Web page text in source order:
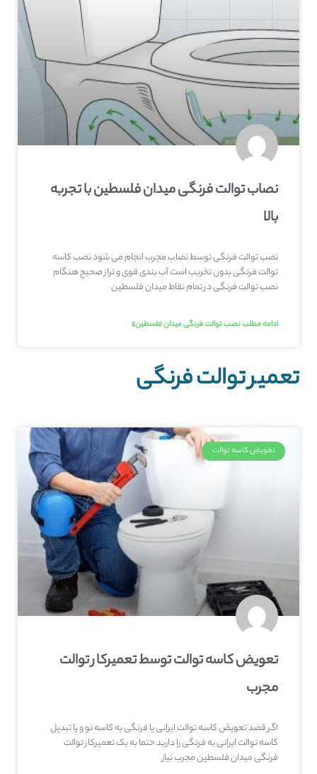
نصاب توالت فرنگی میدان فلسطین با تجربه
بالا
نصب توالت فرنگی توسط نصاب مجرب انجام می شود نصب کاسه
توالت فرنگی بدون تخریب است آب بندی قوی و تراز صحیح هنگام
نصب توالت فرنگی در تمام نقاط میدان فلسطین
ادامه مطلب نصب توالت فرنگی میدان فلسطین»
تعمیر توالت فرنگی
تعویض کاسه توالت
تعویض کاسه توالت توسط تعمیرکار توالت
مجرب
اگر قصد تعویض کاسه توالت ایرانی یا فرنگی به کاسه نو و یا تبدیل
کاسه توالت ایرانی به فرنگی را دارید حتما به یک تعمیرکار توالت
فرنگی میدان فلسطین مجرب نیاز